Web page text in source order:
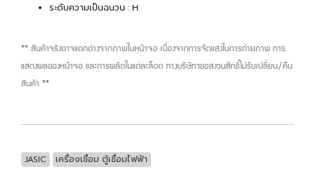
ระดับความเป็นฉนวน : H
** สินค้าจริงอาจแตกต่างจากภาพในหน้าจอ เนื่องจากการจัดแสงในการถ่ายภาพ การ
แสดงผลของหน้าจอ และการผลิตในแต่ละล็อต ทางบริษัทฯขอสงวนสิทธิ์ไม่รับเปลี่ยน/คืน
สินค้า **
JASIC เครื่องเชื่อม ตู้เชื่อมไฟฟ้า